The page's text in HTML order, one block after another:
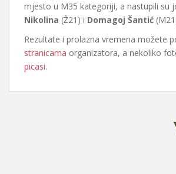
mjesto u M35 kategoriji, a nastupili su
Nikolina (Ž21) i Domagoj Šantić
Rezultate i prolazna vremena možete
stranicama organizatora, a nekoliko
picasi.